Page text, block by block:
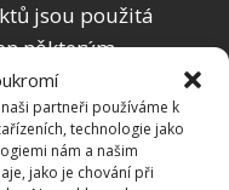
partneři používáme k
technologie jako
nám a našim
jako je chování při
jsou použitá
některým
při praní celý
udává, že lze batoh
a můžete tak